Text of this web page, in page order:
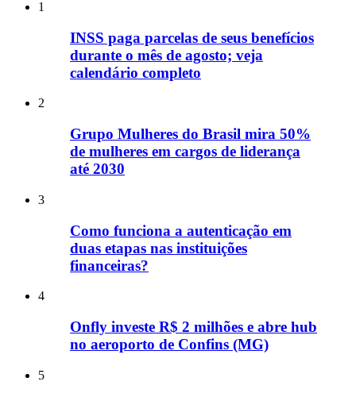
1
INSS paga parcelas de seus benefícios
durante o mês de agosto; veja
calendário completo
2
Grupo Mulheres do Brasil mira 50%
de mulheres em cargos de liderança
até 2030
3
Como funciona a autenticação em
duas etapas nas instituições
financeiras?
4
Onfly investe R$ 2 milhões e abre hub
no aeroporto de Confins (MG)
5